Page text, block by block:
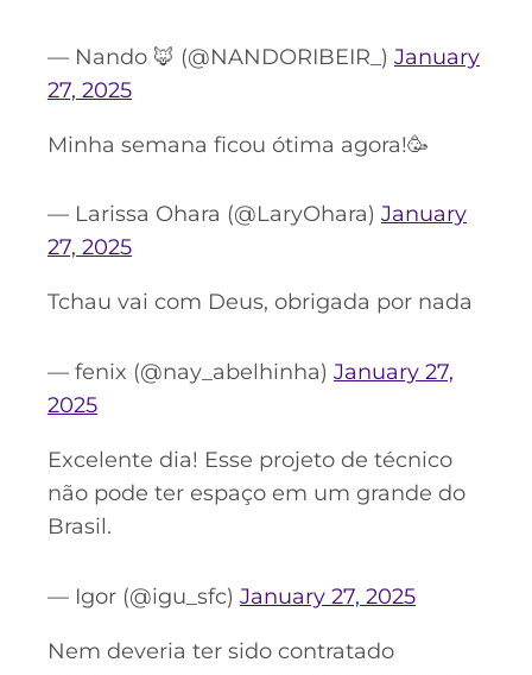
— Nando 🦊 (@NANDORIBEIR_) January
27, 2025
Minha semana ficou ótima agora!🥳
— Larissa Ohara (@LaryOhara) January
27, 2025
Tchau vai com Deus, obrigada por nada
— fenix (@nay_abelhinha) January 27,
2025
Excelente dia! Esse projeto de técnico
não pode ter espaço em um grande do
Brasil.
— Igor (@igu_sfc) January 27, 2025
Nem deveria ter sido contratado